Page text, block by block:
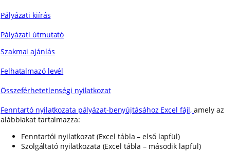
Pályázati kiírás
Pályázati útmutató
Szakmai ajánlás
Felhatalmazó levél
Összeférhetetlenségi nyilatkozat
Fenntartó nyilatkozata pályázat-benyújtásához Excel fájl, amely az
alábbiakat tartalmazza:
Fenntartói nyilatkozat (Excel tábla – első lapfül)
Szolgáltató nyilatkozata (Excel tábla – második lapfül)